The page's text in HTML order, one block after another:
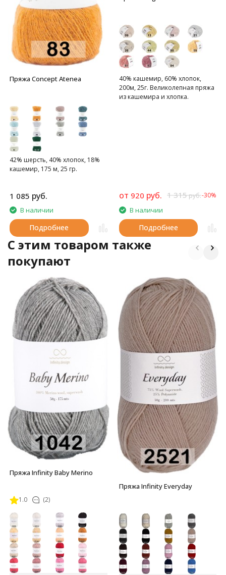
Пряжа Concept Atenea
42% шерсть, 40% хлопок, 18%
кашемир, 175 м, 25 гр.
1 085 руб.
В наличии
Подробнее
40% кашемир, 60% хлопок,
200м, 25г. Великолепная пряжа
из кашемира и хлопка.
от 920 руб. 1 315руб.-30%
В наличии
Подробнее
C этим товаром также
покупают
Пряжа Infinity Baby Merino
1.0 (2)
Пряжа Infinity Everyday